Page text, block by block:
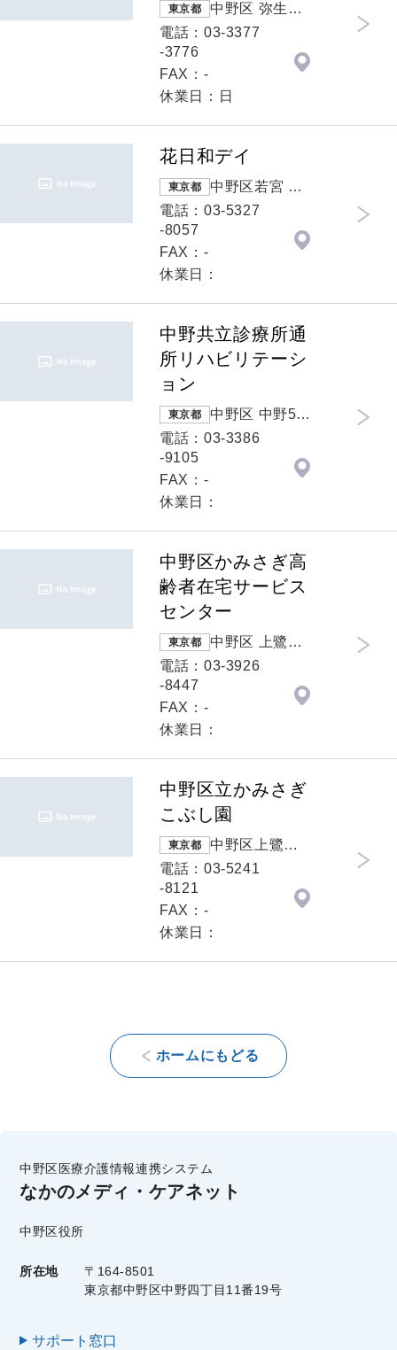
東京都
中野区 弥生町
２－６－１
電話：03-3377
-3776
FAX：-
休業日：日
花日和デイ
東京都
中野区若宮 若
宮2-29-10 サ
電話：03-5327
-8057
FAX：-
休業日：
中野共立診療所通
所リハビリテーシ
ョン
東京都
中野区 中野5-4
5-4
電話：03-3386
-9105
FAX：-
休業日：
中野区かみさぎ高
齢者在宅サービス
センター
東京都
中野区 上鷺宮3
-17-4
電話：03-3926
-8447
FAX：-
休業日：
中野区立かみさぎ
こぶし園
東京都
中野区上鷺宮 1
-21-30
電話：03-5241
-8121
FAX：-
休業日：
ホームにもどる
中野区医療介護情報連携システム
なかのメディ・ケアネット
中野区役所
所在地
〒164-8501
東京都中野区中野四丁目11番19号
サポート窓口